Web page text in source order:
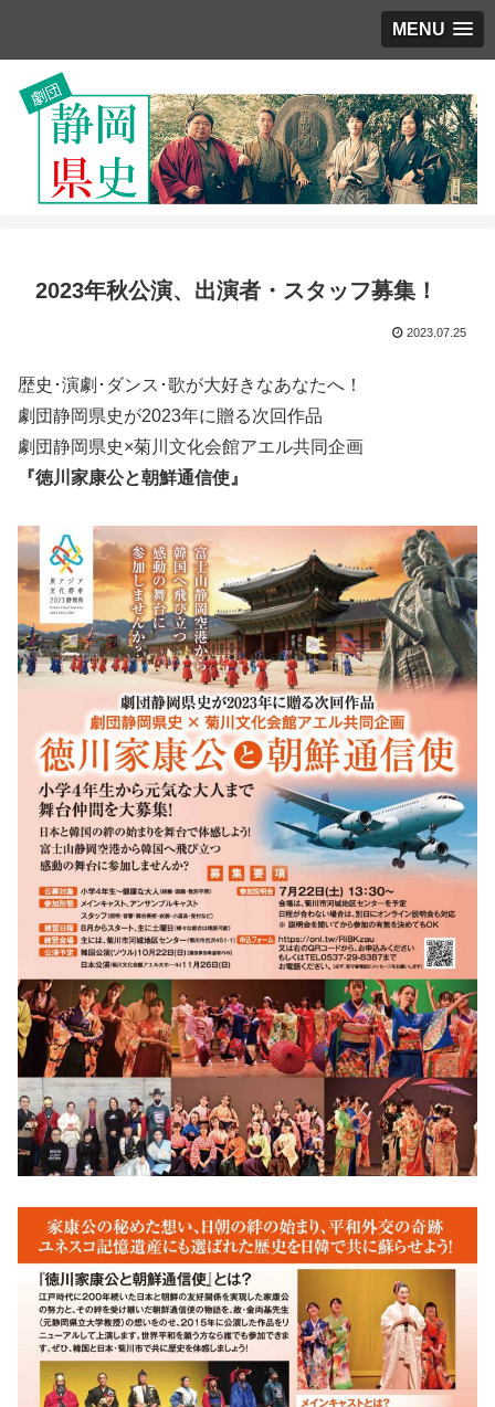
MENU
2023年秋公演、出演者・スタッフ募集！
2023.07.25
歴史･演劇･ダンス･歌が大好きなあなたへ！
劇団静岡県史が2023年に贈る次回作品
劇団静岡県史×菊川文化会館アエル共同企画
『徳川家康公と朝鮮通信使』